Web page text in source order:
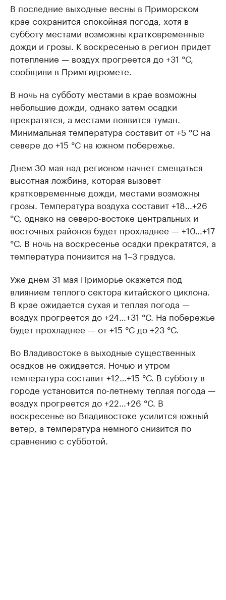
В последние выходные весны в Приморском
крае сохранится спокойная погода, хотя в
субботу местами возможны кратковременные
дожди и грозы. К воскресенью в регион придет
потепление — воздух прогреется до +31 °С,
сообщили в Примгидромете.
В ночь на субботу местами в крае возможны
небольшие дожди, однако затем осадки
прекратятся, а местами появится туман.
Минимальная температура составит от +5 °С на
севере до +15 °С на южном побережье.
Днем 30 мая над регионом начнет смещаться
высотная ложбина, которая вызовет
кратковременные дожди, местами возможны
грозы. Температура воздуха составит +18…+26
°С, однако на северо-востоке центральных и
восточных районов будет прохладнее — +10…+17
°С. В ночь на воскресенье осадки прекратятся, а
температура понизится на 1–3 градуса.
Уже днем 31 мая Приморье окажется под
влиянием теплого сектора китайского циклона.
В крае ожидается сухая и теплая погода —
воздух прогреется до +24…+31 °С. На побережье
будет прохладнее — от +15 °С до +23 °С.
Во Владивостоке в выходные существенных
осадков не ожидается. Ночью и утром
температура составит +12…+15 °С. В субботу в
городе установится по-летнему теплая погода —
воздух прогреется до +22…+26 °С. В
воскресенье во Владивостоке усилится южный
ветер, а температура немного снизится по
сравнению с субботой.